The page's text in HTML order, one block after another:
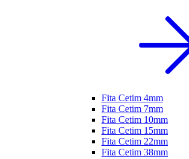
Fita Cetim 4mm
Fita Cetim 7mm
Fita Cetim 10mm
Fita Cetim 15mm
Fita Cetim 22mm
Fita Cetim 38mm